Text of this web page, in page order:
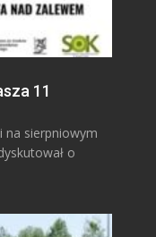
11
na sierpniowym
o